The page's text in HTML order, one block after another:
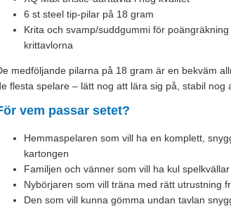
6 st steel tip-pilar på 18 gram
Krita och svamp/suddgummi för
krittavlorna
medföljande pilarna på 18 gram är en bekväm
flesta spelare – lätt nog att lära sig på, stabil nog
vem passar setet?
Hemmaspelaren som vill ha en komplett,
kartongen
Familjen och vänner som vill ha kul
Nybörjaren som vill träna med rätt utrustning
Den som vill kunna gömma undan tavlan